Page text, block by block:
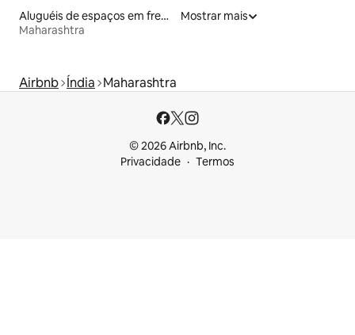
Aluguéis de espaços em frente à praia
Maharashtra
Mostrar mais
Airbnb Índia Maharashtra
© 2026 Airbnb, Inc.
Privacidade
Termos